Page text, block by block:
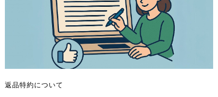
返品特約について